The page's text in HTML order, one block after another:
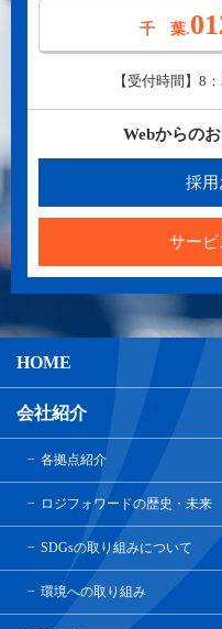
千 葉.
【受付時間】8
Webからの
採用
サー
HOME
会社紹介
各拠点紹介
ロジフォワードの歴史・未来
SDGsの取り組みについて
環境への取り組み